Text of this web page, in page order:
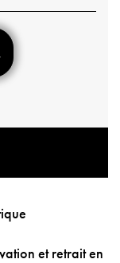
et retrait en